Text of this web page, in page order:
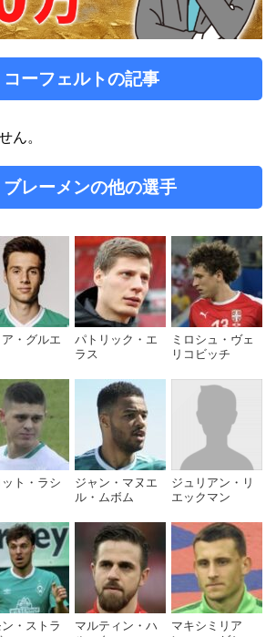
・ブレーメンへコーチとして加入。
トル・スクリプニク監督のアシスタ
、2016年10月にはドリッテリーガに
ップチームであるヴェルダー・ブレ
ダー・ヌーリ監督が解任されたことを
プチームの監督に就任した。初めて指
のアイントラハト・フランクフルト戦
2017年内までコーフェルトが指揮を
、翌12月に自動降格圏内を脱出したた
し年明け以降も続投する決定した。
ンブルガーSV戦から4月1日のアイン
フルト戦まで4勝1分けの5試合負けな
ームは好調さを見せ、4月4日にはブ
2021年まで延長した。
リーグ戦直近9年間で最多の勝ち点53
最終節まで欧州カップ戦出場争いを演
後、ブレーメンとの契約を2023年ま
ーズンは開幕から怪我人が続出した影
格圏内に低迷したが、最終節1.FCケル
て16位に滑り込み入れ替え戦へ進ん
イムとの入れ替え戦は2戦合計2-2だ
ーフェルトの記事
ん。
レーメンの他の選手
・グルエ
パトリック・エ
ラス
ミロシュ・ヴェ
リコビッチ
ット・ラシ
ジャン・マヌエ
ル・ムボム
ジュリアン・リ
エックマン
・ストラ
マルティン・ハ
マキシミリア